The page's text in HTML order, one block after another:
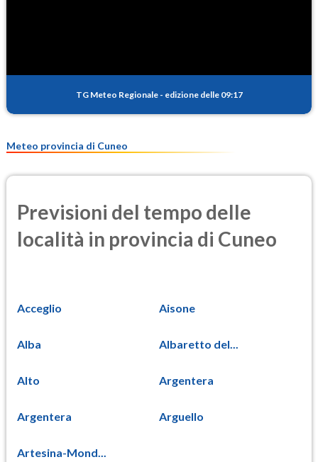
TG Meteo Regionale - edizione delle 09:17
Meteo provincia di Cuneo
Previsioni del tempo delle
località in provincia di Cuneo
Acceglio Aisone
Alba Albaretto del...
Alto Argentera
Argentera Arguello
Artesina-Mond...